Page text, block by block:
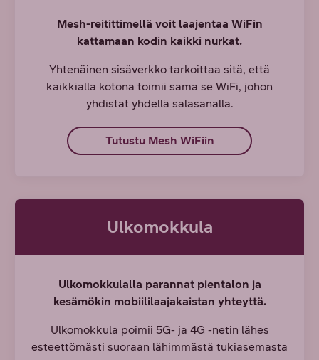
Mesh-reitittimellä voit laajentaa WiFin
kattamaan kodin kaikki nurkat.
Yhtenäinen sisäverkko tarkoittaa sitä, että
kaikkialla kotona toimii sama se WiFi, johon
yhdistät yhdellä salasanalla.
Tutustu Mesh WiFiin
Ulkomokkula
Ulkomokkulalla parannat pientalon ja
kesämökin mobiililaajakaistan yhteyttä.
Ulkomokkula poimii 5G- ja 4G -netin lähes
esteettömästi suoraan lähimmästä tukiasemasta